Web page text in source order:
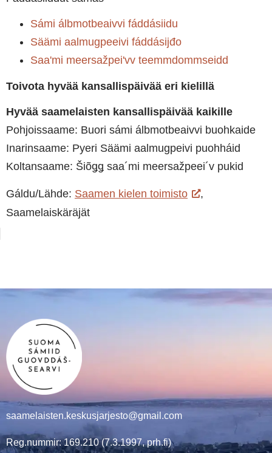
Sámi álbmotbeaivvi fáddásiidu
Säämi aalmugpeeivi fáddásijđo
Saaʹmi meersažpeiʹvv teemmdommseidd
Toivota hyvää kansallispäivää eri kielillä
Hyvää saamelaisten kansallispäivää kaikille
Pohjoissaame: Buori sámi álbmotbeaivvi buohkaide
Inarinsaame: Pyeri Säämi aalmugpeivi puohháid
Koltansaame: Šiõǥǥ saa´mi meersažpeei´v pukid
Gáldu/Lähde: Saamen kielen toimisto
,
Saamelaiskäräjät
saamelaisten.keskusjarjesto@gmail.com
Reg.nummir: 169.210 (7.3.1997, prh.fi)